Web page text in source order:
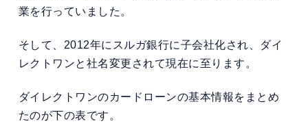
業を行っていました。
そして、2012年にスルガ銀行に子会社化され、ダイ
レクトワンと社名変更されて現在に至ります。
ダイレクトワンのカードローンの基本情報をまとめ
たのが下の表です。